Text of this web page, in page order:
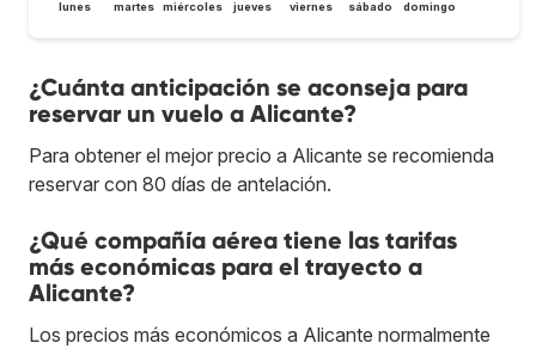
lunes martes miércoles jueves viernes sábado domingo
¿Cuánta anticipación se aconseja para
reservar un vuelo a Alicante?
Para obtener el mejor precio a Alicante se recomienda
reservar con 80 días de antelación.
¿Qué compañía aérea tiene las tarifas
más económicas para el trayecto a
Alicante?
Los precios más económicos a Alicante normalmente